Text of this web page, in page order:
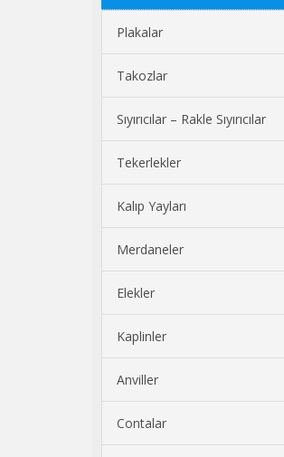
Plakalar
Takozlar
Sıyırıcılar – Rakle Sıyırıcılar
Tekerlekler
Kalıp Yayları
Merdaneler
Elekler
Kaplinler
Anviller
Contalar